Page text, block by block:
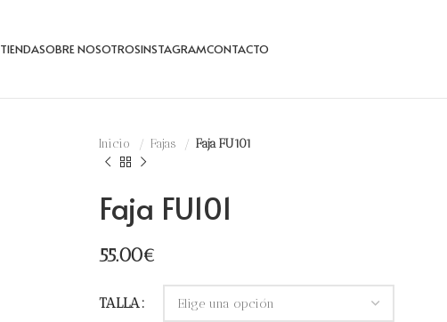
TIENDASOBRE NOSOTROSINSTAGRAMCONTACTO
Inicio Fajas Faja FU101
Faja FU101
55.00€
TALLA